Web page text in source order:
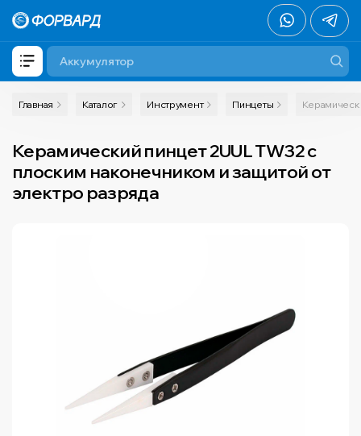
Главная Каталог Инструмент Пинцеты
Керамический пинцет 2UUL TW32 с
плоским наконечником и защитой от
электро разряда